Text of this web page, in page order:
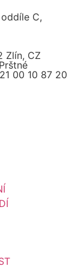
C,
Zlín, CZ
00 10 87 20